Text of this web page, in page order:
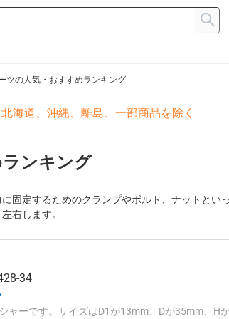
ツの人気・おすすめランキング
海道、沖縄、離島、一部商品を除く
ンキング
固定するためのクランプやボルト、ナットとい
右します。
34
ャーです。サイズはD1が13mm、Dが35mm、H